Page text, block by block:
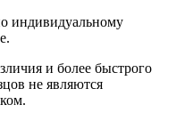
индивидуальному
и более быстрого
не являются